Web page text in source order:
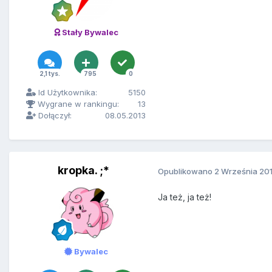
Stały Bywalec
2,1 tys. 795 0
Id Użytkownika:
5150
Wygrane w rankingu:
13
Dołączył:
08.05.2013
kropka. ;*
Bywalec
Opublikowano 2 Września
Ja też, ja też!